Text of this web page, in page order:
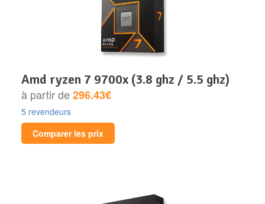
amd ryzen 7 9700x (3.8 ghz / 5.5 ghz)
à partir de296.43€
5 revendeurs
Comparer les prix